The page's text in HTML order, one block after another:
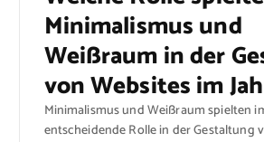
Minimalismus und
Weißraum in der
von Websites im
Minimalismus und Weißraum spielten
entscheidende Rolle in der Gestaltung